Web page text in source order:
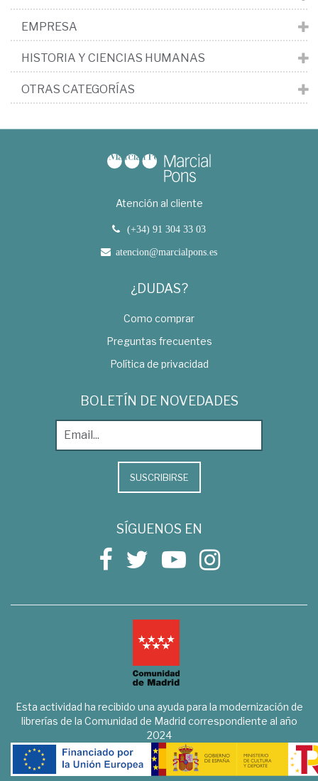
EMPRESA
HISTORIA Y CIENCIAS HUMANAS
OTRAS CATEGORÍAS
Atención al cliente
(+34) 91 304 33 03
atencion@marcialpons.es
¿DUDAS?
Como comprar
Preguntas frecuentes
Política de privacidad
BOLETÍN DE NOVEDADES
SUSCRIBIRSE
SÍGUENOS EN
Esta actividad ha recibido una ayuda para la modernización de
librerías de la Comunidad de Madrid correspondiente al año
2024